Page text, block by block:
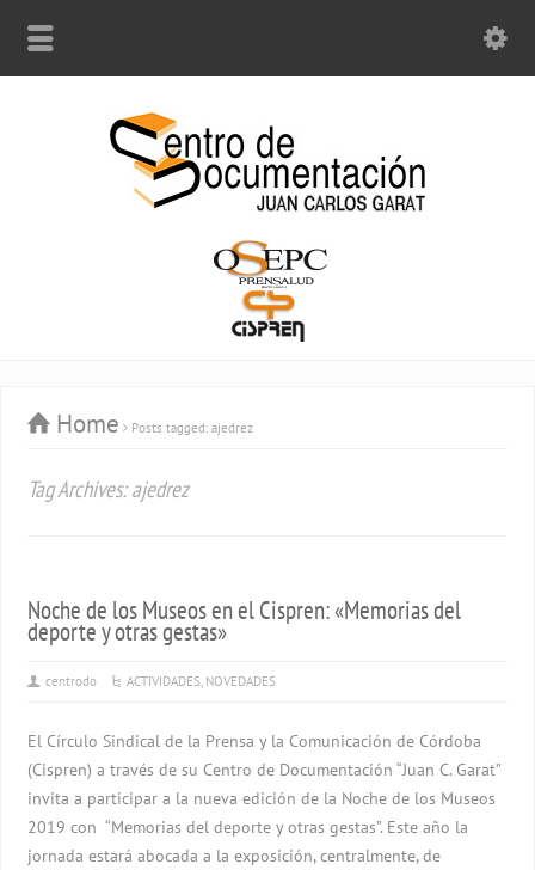
Home Posts tagged: ajedrez
Tag Archives: ajedrez
Noche de los Museos en el Cispren: «Memorias del
deporte y otras gestas»
centrodo ACTIVIDADES, NOVEDADES
El Círculo Sindical de la Prensa y la Comunicación de Córdoba
(Cispren) a través de su Centro de Documentación “Juan C. Garat”
invita a participar a la nueva edición de la Noche de los Museos
2019 con “Memorias del deporte y otras gestas”. Este año la
jornada estará abocada a la exposición, centralmente, de